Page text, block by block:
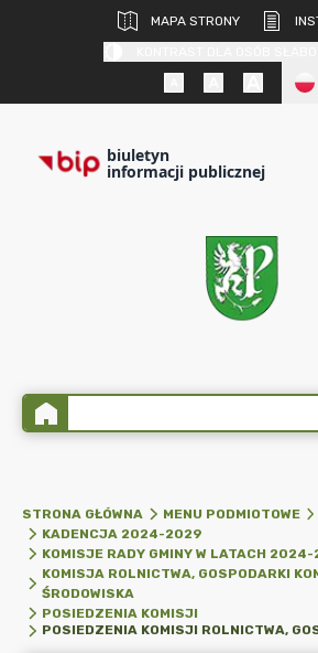
MAPA STRONY
biuletyn
informacji publicznej
STRONA GŁÓWNA MENU PODMIOTOWE
KADENCJA 2024-2029
KOMISJE RADY GMINY W LATACH
KOMISJA ROLNICTWA, GOSPODARKI
ŚRODOWISKA
POSIEDZENIA KOMISJI